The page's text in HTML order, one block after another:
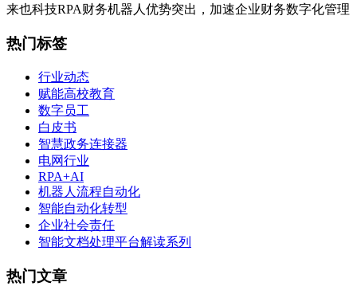
来也科技RPA财务机器人优势突出，加速企业财务数字化管理
热门标签
行业动态
赋能高校教育
数字员工
白皮书
智慧政务连接器
电网行业
RPA+AI
机器人流程自动化
智能自动化转型
企业社会责任
智能文档处理平台解读系列
热门文章